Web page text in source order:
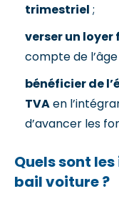
trimestriel ;
verser un loyer
compte de
bénéficier de
TVAen
d’avancer les
Quels sont
bail voiture ?